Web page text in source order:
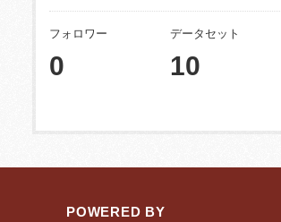
フォロワー
0
データセット
10
POWERED BY